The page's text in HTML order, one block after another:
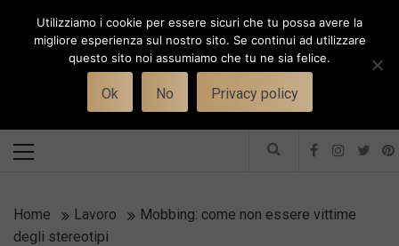
Toggle
WORK-WIFE
Il magazine per le donne che lavorano
Menu
Home Lavoro
Mobbing: come non essere vittime
degli stereotipi
Utilizziamo i cookie per essere sicuri che tu possa avere la
migliore esperienza sul nostro sito. Se continui ad utilizzare
questo sito noi assumiamo che tu ne sia felice.
Ok No Privacy policy